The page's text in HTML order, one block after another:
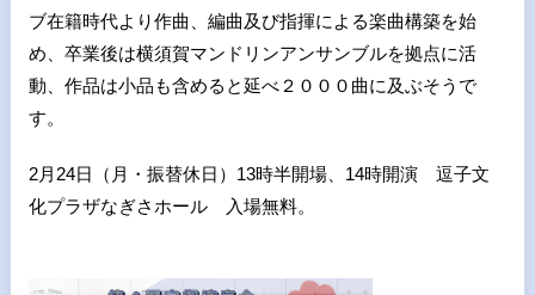
ブ在籍時代より作曲、編曲及び指揮による楽曲構築を始
め、卒業後は横須賀マンドリンアンサンブルを拠点に活
動、作品は小品も含めると延べ２０００曲に及ぶそうで
す。
2月24日（月・振替休日）13時半開場、14時開演 逗子文
化プラザなぎさホール 入場無料。